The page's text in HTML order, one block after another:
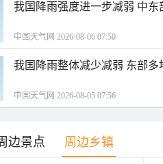
我国降雨强度进一步减弱 中
中国天气网 2026-08-06 07:50
我国降雨整体减少减弱 东部多
中国天气网 2026-08-05 07:56
边景点 周边乡镇